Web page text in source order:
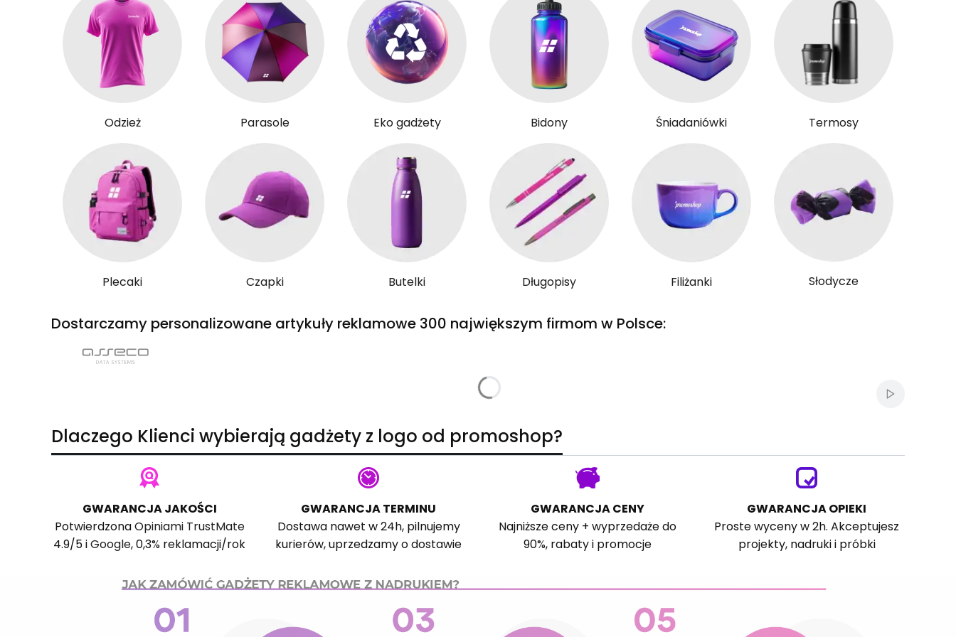
Odzież Parasole Eko gadżety Bidony Śniadaniówki Termosy
Plecaki Czapki Butelki Długopisy Filiżanki Słodycze
Dostarczamy personalizowane artykuły reklamowe 300 największym firmom w Polsce:
Włącz
Dlaczego Klienci wybierają gadżety z logo od promoshop?
GWARANCJA JAKOŚCI
PotwierdzonaOpiniami TrustMate
4.9/5 iGoogle, 0,3% reklamacji/rok
GWARANCJA TERMINU
Dostawa nawet w 24h, pilnujemy
kurierów, uprzedzamy o dostawie
GWARANCJA CENY
Najniższe ceny + wyprzedaże do
90%, rabaty i promocje
GWARANCJA OPIEKI
Proste wyceny w 2h. Akceptujesz
projekty, nadruki i próbki